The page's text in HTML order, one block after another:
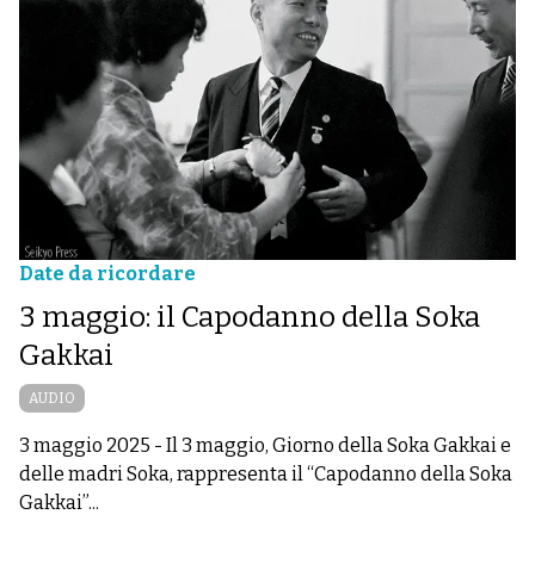
Date da ricordare
3 maggio: il Capodanno della Soka
Gakkai
AUDIO
3 maggio 2025 - Il 3 maggio, Giorno della Soka Gakkai e
delle madri Soka, rappresenta il “Capodanno della Soka
Gakkai”...